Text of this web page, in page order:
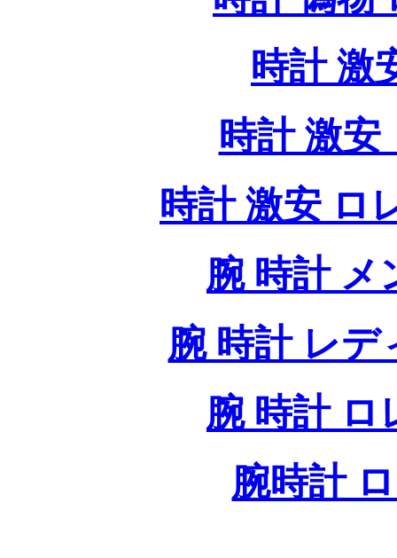
時計 激
時計 激安
時計 激安 ロ
腕 時計 メ
腕 時計 レデ
腕 時計 ロ
腕時計